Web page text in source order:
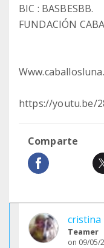
BIC : BASBESBB.
FUNDACIÓN
https://youtu.be/
Comparte
cristina
Teamer
on 09/05/